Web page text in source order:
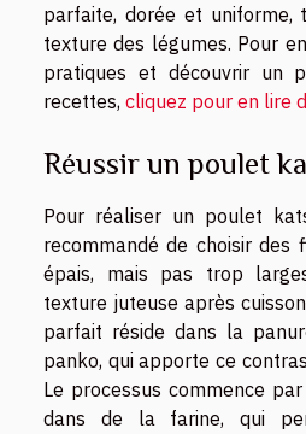
parfaite, dorée et
texture des légumes. Pour
pratiques et découvrir un
recettes, cliquez pour en lire
Réussir un poulet
Pour réaliser un poulet
recommandé de choisir des
épais, mais pas trop
texture juteuse après
parfait réside dans la
panko, qui apporte ce
Le processus commence
dans de la farine, qui